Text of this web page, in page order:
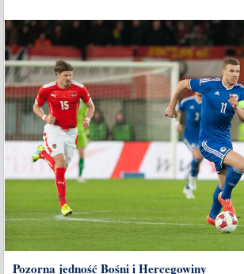
Pozorna jedność Bośni i Hercegowiny